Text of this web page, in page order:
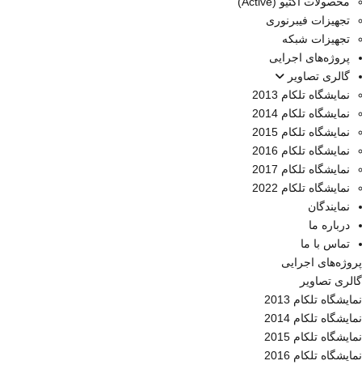
تجهیزات فیبرنوری
تجهیزات شبکه
پروژه‌های اجرایی
گالری تصاویر
نمایشگاه تلکام 2013
نمایشگاه تلکام 2014
نمایشگاه تلکام 2015
نمایشگاه تلکام 2016
نمایشگاه تلکام 2017
نمایشگاه تلکام 2022
نمایندگان
درباره ما
تماس با ما
پروژه‌های اجرایی
گالری تصاویر
نمایشگاه تلکام 2013
نمایشگاه تلکام 2014
نمایشگاه تلکام 2015
نمایشگاه تلکام 2016